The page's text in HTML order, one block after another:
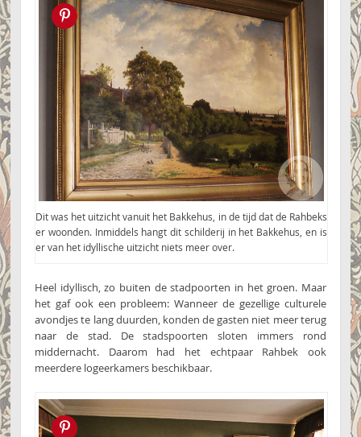
Pin this!
Dit was het uitzicht vanuit het Bakkehus, in de tijd dat de Rahbeks
er woonden. Inmiddels hangt dit schilderij in het Bakkehus, en is
er van het idyllische uitzicht niets meer over.
Heel idyllisch, zo buiten de stadpoorten in het groen. Maar
het gaf ook een probleem: Wanneer de gezellige culturele
avondjes te lang duurden, konden de gasten niet meer terug
naar de stad. De stadspoorten sloten immers rond
middernacht. Daarom had het echtpaar Rahbek ook
meerdere logeerkamers beschikbaar.
Pin this!